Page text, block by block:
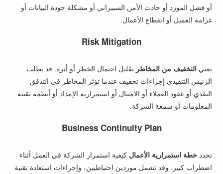
أو فشل المورد أو حادث الأمن السيبراني أو مشكلة جودة البيانات أو
غرامة العميل أو انقطاع الأعمال.
Risk Mitigation
يعنيالتخفيف من المخاطر تقليل احتمال الخطر أو أثره. قد يطلب
الرئيس التنفيذي إجراءات تخفيف عندما تؤثر المخاطر في التدفق
النقدي أو عقود العملاء أو الامتثال أو استمرارية الإمداد أو أنظمة تقنية
المعلومات أو سمعة الشركة.
Business Continuity Plan
تحددخطة استمرارية الأعمال كيفية استمرار الشركة في العمل أثناء
اضطراب كبير. وقد تشمل موردين احتياطيين، وإجراءات استعادة تقنية